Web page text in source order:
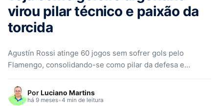
virou pilar técnico e paixão da
torcida
Agustín Rossi atinge 60 jogos sem sofrer gols pelo
Flamengo, consolidando-se como pilar da defesa e
PorLuciano Martins
há 9 meses•4 min de leitura